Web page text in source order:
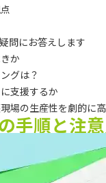
問にお答えします
か
グは？
支援するか
場の生産性を劇的に
手順と注